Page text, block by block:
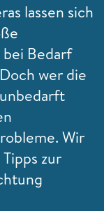
lassen sich
Bedarf
wer die
Wir
zur